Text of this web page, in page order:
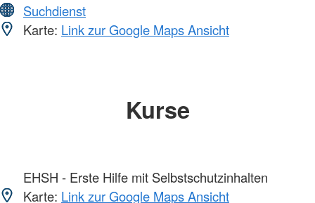
Suchdienst
Karte: Link zur Google Maps Ansicht
Kurse
EHSH - Erste Hilfe mit Selbstschutzinhalten
Karte: Link zur Google Maps Ansicht